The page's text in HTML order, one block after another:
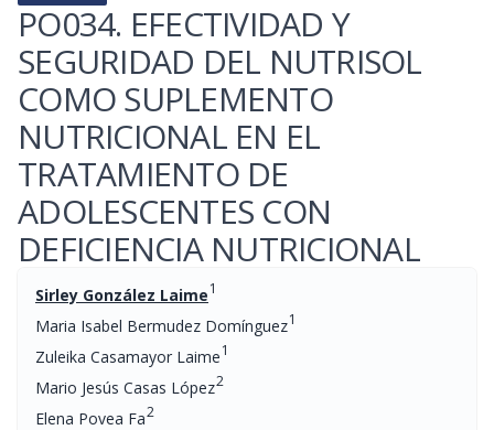
PO034. EFECTIVIDAD Y
SEGURIDAD DEL NUTRISOL
COMO SUPLEMENTO
NUTRICIONAL EN EL
TRATAMIENTO DE
ADOLESCENTES CON
DEFICIENCIA NUTRICIONAL
Sirley González Laime1
Maria Isabel Bermudez Domínguez1
Zuleika Casamayor Laime1
Mario Jesús Casas López2
Elena Povea Fa2